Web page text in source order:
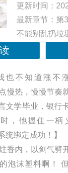
更新时间：
最新章节： 第
不能别乱扔垃
也不知道涨不
热，慢慢节奏
文学毕业，银行
，他握住一
统绑定成功！】
香内，以剑气劈
泡沫塑料啊！